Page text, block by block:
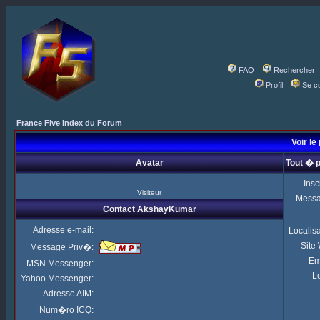
FAQ
Rechercher
Profil
Se
France Five Index du Forum
Voir le
Avatar Tout �
Visiteur
Site
Contact AkshayKumar
Adresse e-mail:
Message Priv�:
MSN Messenger:
Yahoo Messenger:
Adresse AIM:
Num�ro ICQ: